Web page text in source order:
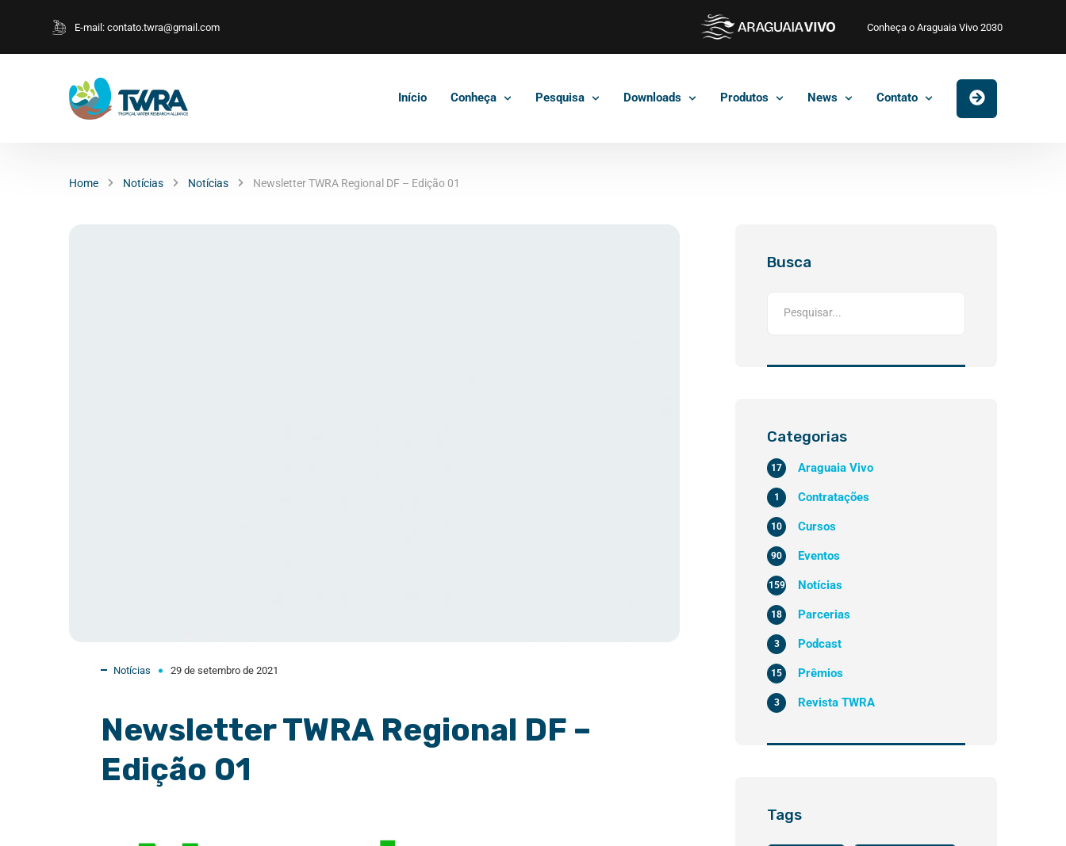
E-mail: contato.twra@gmail.com Conheça o Araguaia Vivo 2030
Início Conheça Pesquisa Downloads Produtos News Contato
Home Notícias Notícias Newsletter TWRA Regional DF – Edição 01
Notícias 29 de setembro de 2021
Newsletter TWRA Regional DF –
Edição 01
Busca
Categorias
Araguaia Vivo
17
Contratações
1
Cursos
10
Eventos
90
Notícias
159
Parcerias
18
Podcast
3
Prêmios
15
Revista TWRA
3
Tags